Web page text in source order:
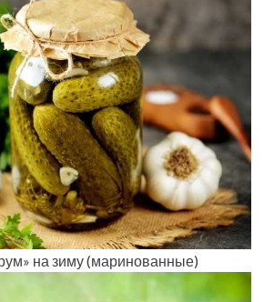
на зиму (маринованные)